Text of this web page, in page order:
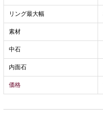
リング最大幅
素材
中石
内面石
価格